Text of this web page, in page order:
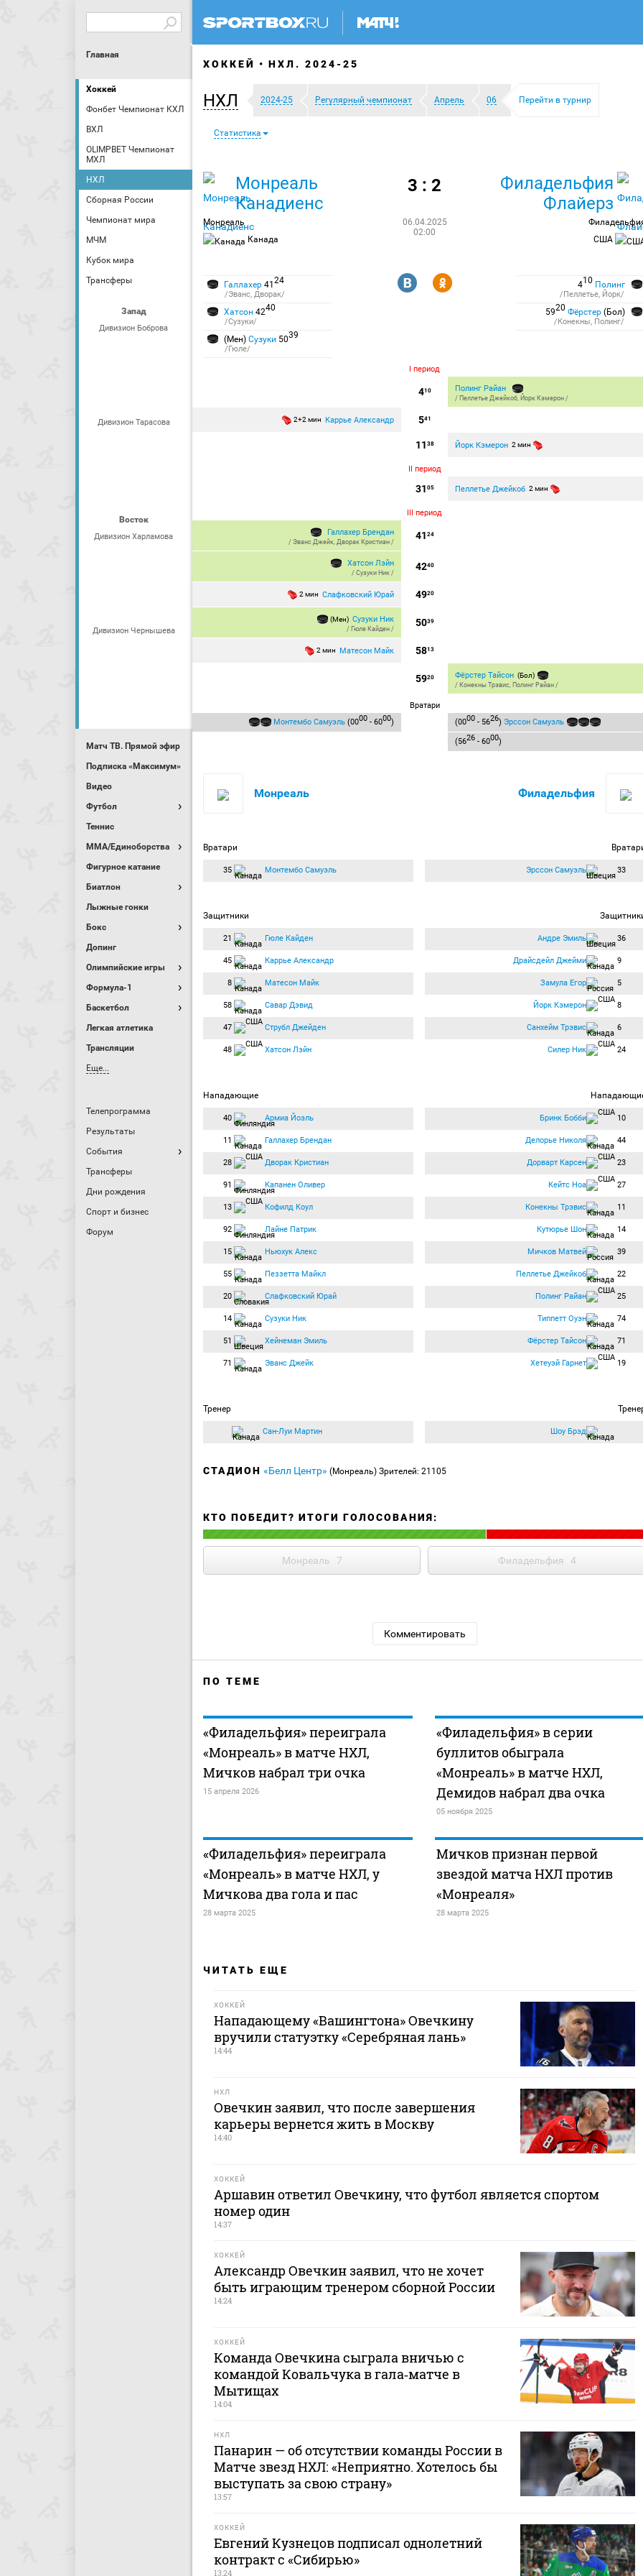
Главная
Хоккей
Фонбет Чемпионат КХЛ
ВХЛ
OLIMPBET Чемпионат
МХЛ
НХЛ
Сборная России
Чемпионат мира
МЧМ
Кубок мира
Трансферы
Запад
Дивизион Боброва
Дивизион Тарасова
Восток
Дивизион Харламова
Дивизион Чернышева
Матч ТВ. Прямой эфир
Подписка «Максимум»
Видео
Футбол
Теннис
MMA/Единоборства
Фигурное катание
Биатлон
Лыжные гонки
Бокс
Допинг
Олимпийские игры
Формула-1
Баскетбол
Легкая атлетика
Трансляции
Еще...
Телепрограмма
Результаты
События
Трансферы
Дни рождения
Спорт и бизнес
Форум
ХОККЕЙ НХЛ. 2024-25
НХЛ 2024-25 Регулярный чемпионат Апрель 06 Перейти в турнир
Статистика
Монреаль
Канадиенс
Монреаль
Канада
3 : 2
06.04.2025
02:00
Филадельфия
Флайерз
США
Галлахер 41 24
/Эванс, Дворак/
Хатсон 4240
/Сузуки/
(Мен) Сузуки 5039
/Гюле/
R Y 410 Полинг
/Пеллетье, Йорк/
5920 Фёрстер (Бол)
/Конекны, Полинг/
I период
410 Полинг Райан
/ Пеллетье Джейкоб, Йорк Кэмерон /
541
2+2 мин Каррье Александр
11 38 Йорк Кэмерон 2 мин
II период
31 05 Пеллетье Джейкоб 2 мин
III период
41 24
Галлахер Брендан
/Эванс Джейк,Дворак Кристиан /
4240
Хатсон Лэйн
/Сузуки Ник /
4920
2 мин Слафковский Юрай
5039
(Мен) Сузуки Ник
/ Гюле Кайден /
5813
2 мин Матесон Майк
5920 Фёрстер Тайсон (Бол)
/ Конекны Трэвис, Полинг Райан /
Вратари
Монтембо Самуэль (0000 - 6000) (0000 - 5626) Эрссон Самуэль
(5626 - 6000)
Монреаль
Вратари
35 Монтембо Самуэль
Защитники
21 Гюле Кайден
45 Каррье Александр
8 Матесон Майк
58 Савар Дэвид
47 Струбл Джейден
48 Хатсон Лэйн
Нападающие
40 Армиа Йоэль
11 Галлахер Брендан
28 Дворак Кристиан
91 Капанен Оливер
13 Кофилд Коул
92 Лайне Патрик
15 Ньюхук Алекс
55 Пеззетта Майкл
20 Слафковский Юрай
14 Сузуки Ник
51 Хейнеман Эмиль
71 Эванс Джейк
Тренер
Сан-Луи Мартин
Филадельфия
Эрссон Самуэль 33
Андре Эмиль 36
Драйсдейл Джейми 9
Замула Егор 5
Йорк Кэмерон 8
Санхейм Трэвис 6
Силер Ник 24
Бринк Бобби 10
Делорье Николя 44
Дорварт Карсен 23
Кейтс Ноа 27
Конекны Трэвис 11
Кутюрье Шон 14
Мичков Матвей 39
Пеллетье Джейкоб 22
Полинг Райан 25
Типпетт Оуэн 74
Фёрстер Тайсон 71
Хетеуэй Гарнет 19
Шоу Брэд
СТАДИОН «Белл Центр» (Монреаль) Зрителей: 21105
КТО ПОБЕДИТ? ИТОГИ ГОЛОСОВАНИЯ:
Монреаль 7 Филадельфия 4
Комментировать
ПО ТЕМЕ
«Филадельфия» переиграла
«Монреаль» в матче НХЛ,
Мичков набрал три очка
15 апреля 2026
«Филадельфия» в серии
буллитов обыграла
«Монреаль» в матче НХЛ,
Демидов набрал два очка
05 ноября 2025
«Филадельфия» переиграла
«Монреаль» в матче НХЛ, у
Мичкова два гола и пас
28 марта 2025
Мичков признан первой
звездой матча НХЛ против
«Монреаля»
28 марта 2025
ЧИТАТЬ ЕЩЕ
ХОККЕЙ
Нападающему «Вашингтона» Овечкину
вручили статуэтку «Серебряная лань»
14:44
НХЛ
Овечкин заявил, что после завершения
карьеры вернется жить в Москву
14:40
ХОККЕЙ
Аршавин ответил Овечкину, что футбол является спортом
номер один
14:37
ХОККЕЙ
Александр Овечкин заявил, что не хочет
быть играющим тренером сборной России
14:24
ХОККЕЙ
Команда Овечкина сыграла вничью с
командой Ковальчука в гала‑матче в
Мытищах
14:04
НХЛ
Панарин — об отсутствии команды России в
Матче звезд НХЛ: «Неприятно. Хотелось бы
выступать за свою страну»
13:57
ХОККЕЙ
Евгений Кузнецов подписал однолетний
контракт с «Сибирью»
13:24